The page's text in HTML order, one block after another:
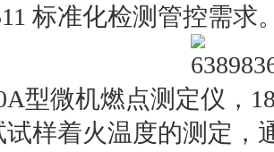
标准化检测管控需求
型微机燃点测定仪，
试样着火温度的测定，